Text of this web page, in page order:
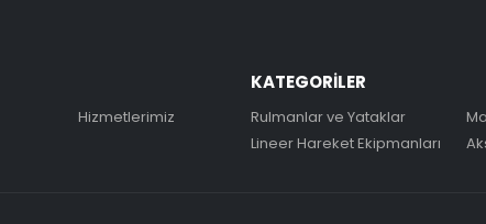
Hizmetlerimiz
KATEGORİLER
Rulmanlar ve Yataklar
Lineer Hareket Ekipmanları